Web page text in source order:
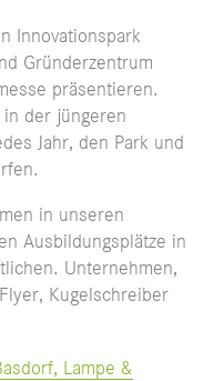
Innovationspark
Gründerzentrum
präsentieren.
der jüngeren
Jahr, den Park und
in unseren
Ausbildungsplätze in
Unternehmen,
Kugelschreiber
Lampe &